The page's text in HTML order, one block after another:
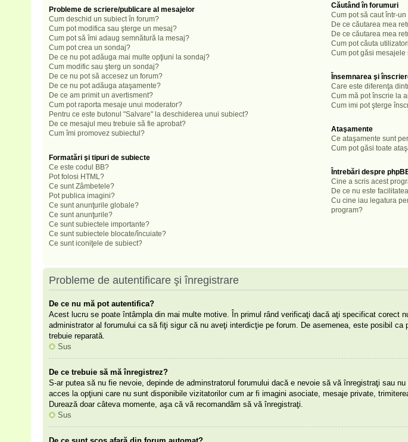
Probleme de scriere/publicare al mesajelor
Cum deschid un subiect în forum?
Cum pot modifica sau şterge un mesaj?
Cum pot să îmi adaug semnătură la mesaj?
Cum pot crea un sondaj?
De ce nu pot adăuga mai multe opţiuni la sondaj?
Cum modific sau şterg un sondaj?
De ce nu pot să accesez un forum?
De ce nu pot adăuga ataşamente?
De ce am primit un avertisment?
Cum pot raporta mesaje unui moderator?
Pentru ce este butonul "Salvare" la deschiderea unui subiect?
De ce mesajul meu trebuie să fie aprobat?
Cum îmi promovez subiectul?
Formatări şi tipuri de subiecte
Ce este codul BB?
Pot folosi HTML?
Ce sunt Zâmbetele?
Pot publica imagini?
Ce sunt anunţurile globale?
Ce sunt anunţurile?
Ce sunt subiectele importante?
Ce sunt subiectele blocate/încuiate?
Ce sunt iconiţele de subiect?
Căutând în forumuri
Cum pot să caut într-
De ce căutarea mea
De ce căutarea mea
Cum pot căuta
Cum pot găsi
Însemnarea şi
Care este diferenţa
Cum mă pot înscrie la
Cum imi pot şterge
Ataşamente
Ce ataşamente sunt
Cum pot găsi toate
Întrebări despre
Cine a scris acest
De ce nu este
Cu cine iau legatura
program?
Probleme de autentificare şi înregistrare
De ce nu mă pot autentifica?
Acest lucru se poate întâmpla din mai multe motive. În primul rând verificaţi dacă aţi specificat corect
administrator al forumului ca să fiţi sigur că nu aveţi interdicţie pe forum. De asemenea, este posibil ca
trebuie reparată.
Sus
De ce trebuie să mă înregistrez?
S-ar putea să nu fie nevoie, depinde de adminstratorul forumului dacă e nevoie să vă înregistraţi sau
acces la opţiuni care nu sunt disponibile vizitatorilor cum ar fi imagini asociate, mesaje private,
Durează doar câteva momente, aşa că vă recomandăm să vă înregistraţi.
Sus